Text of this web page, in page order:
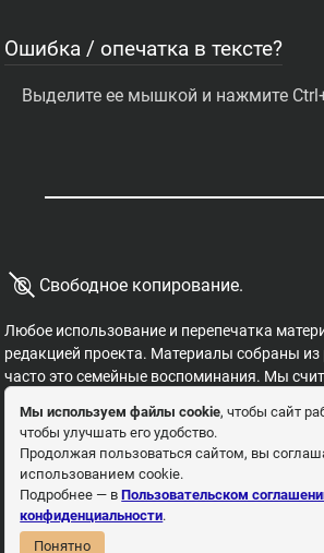
Ошибка / опечатка в тексте?
Выделите ее мышкой и нажмите
© Свободное копирование.
Любое использование и перепечатка
редакцией проекта. Материалы собраны из
часто это семейные воспоминания. Мы
этих важных страницах истории должны
распространения, на них не могут
ограничения. Это наша история, и мы
сохранять и рассказывать детям.
Пользовательское
конфиденциальности
Мы используем файлы cookie, чтобы сайт
чтобы улучшать его удобство.
Продолжая пользоваться сайтом, вы
использованием cookie.
Подробнее — вПользовательском
конфиденциальности.
Понятно